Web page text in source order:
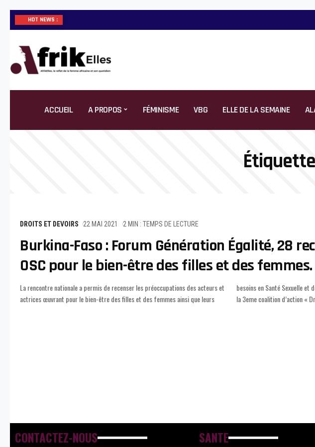
HOT NEWS :
ACCUEIL A PROPOS FÉMINISME VBG ELLE DE LA SEMAINE
DROITS ET DEVOIRS 22 MAI 2021 2 MIN : TEMPS DE LECTURE
Burkina-Faso : Forum Génération Égalité, 28
OSC pour le bien-être des filles et des femmes.
La rencontre nationale a permis de recenser les préoccupations des acteurs et
actrices œuvrant pour le bien-être des filles et des femmes ainsi que leurs
besoins en Santé Sexuelle et de la Reproduction SSR. Le Burkina-Faso co-dirige
la 3eme coalition d’action «
CONTACTEZ-NOUS SANTE